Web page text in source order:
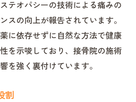
テオパシーの技術による痛みの
スの向上が報告されています。
に依存せずに自然な方法で健康
を示唆しており、接骨院の施術
を強く裏付けています。
割